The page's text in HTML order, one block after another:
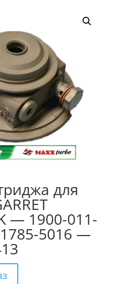
для
— 1900-011-
5016 —